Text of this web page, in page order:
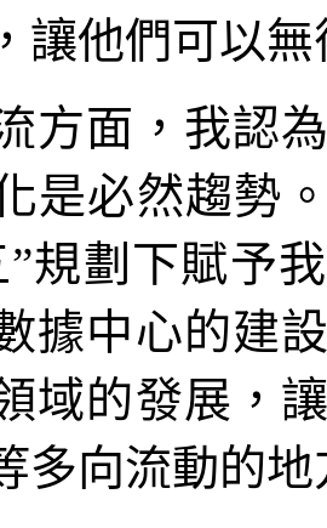
讓他們可以
方面，我認
是必然趨勢
”規劃下賦予
據中心的建
域的發展，
多向流動的地